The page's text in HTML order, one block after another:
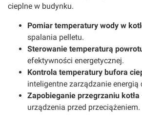
cieplne w budynku.
Pomiar temperatury wody w
spalania pelletu.
Sterowanie temperaturą
efektywności energetycznej.
Kontrola temperatury bufora
inteligentne zarządzanie energią
Zapobieganie przegrzaniu kotła
urządzenia przed przeciążeniem.